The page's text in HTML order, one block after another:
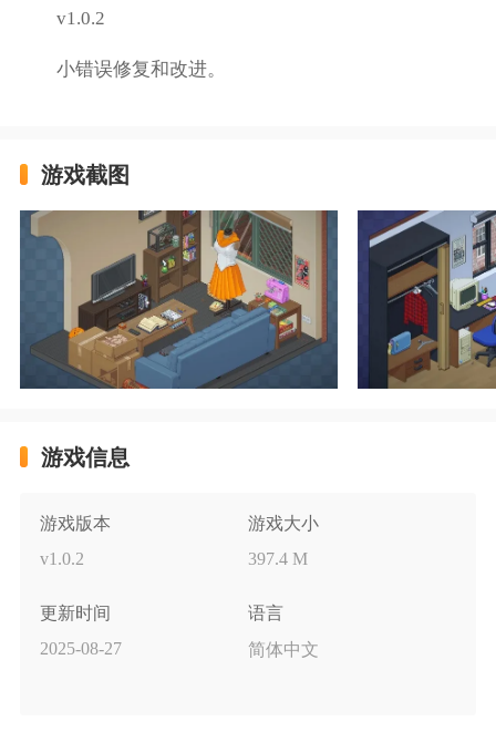
v1.0.2
小错误修复和改进。
游戏截图
游戏信息
游戏版本
v1.0.2
游戏大小
397.4 M
更新时间
2025-08-27
语言
简体中文